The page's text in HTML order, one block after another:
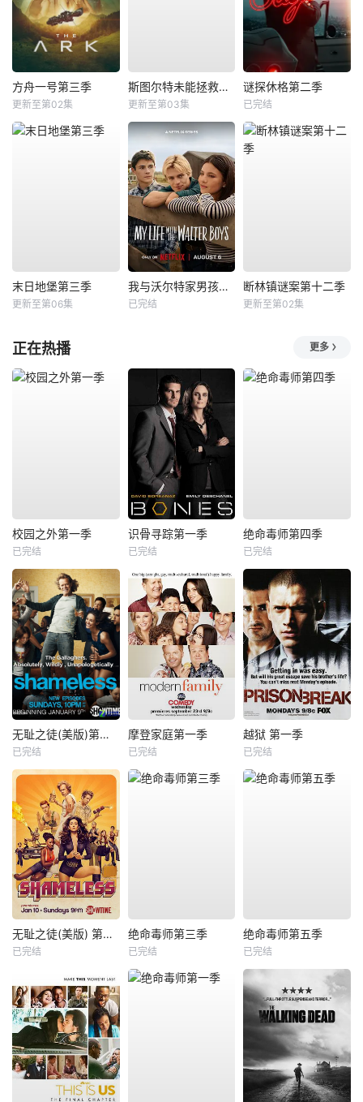
方舟一号第三季
更新至第02集
斯图尔特未能拯救宇宙
更新至第03集
谜探休格第二季
已完结
末日地堡第三季
更新至第06集
我与沃尔特家男孩的生活第三季
已完结
断林镇谜案第十二季
更新至第02集
正在热播 更多
校园之外第一季
已完结
识骨寻踪第一季
已完结
绝命毒师第四季
已完结
无耻之徒(美版)第一季
已完结
摩登家庭第一季
已完结
越狱 第一季
已完结
无耻之徒(美版) 第六季
已完结
绝命毒师第三季
已完结
绝命毒师第五季
已完结